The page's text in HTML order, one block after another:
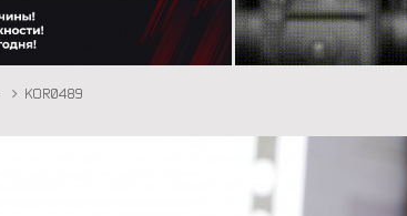
KOR0489